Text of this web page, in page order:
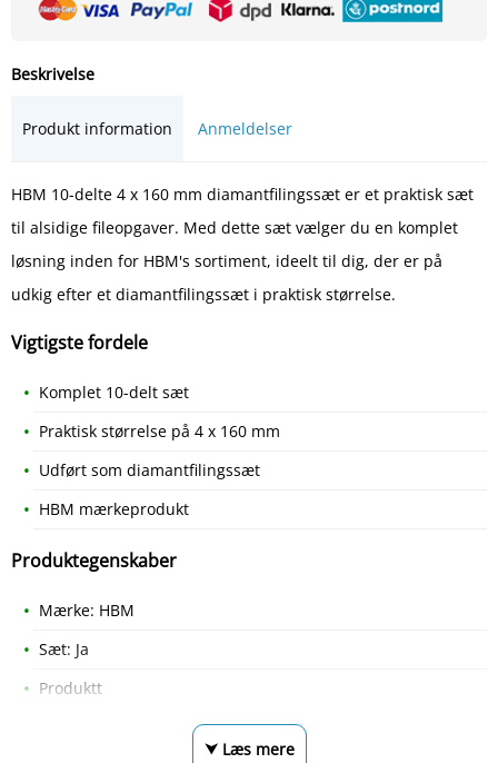
Beskrivelse
Produkt information Anmeldelser
HBM 10-delte 4 x 160 mm diamantfilingssæt er et praktisk sæt
til alsidige fileopgaver. Med dette sæt vælger du en komplet
løsning inden for HBM's sortiment, ideelt til dig, der er på
udkig efter et diamantfilingssæt i praktisk størrelse.
Vigtigste fordele
Komplet 10-delt sæt
Praktisk størrelse på 4 x 160 mm
Udført som diamantfilingssæt
HBM mærkeprodukt
Produktegenskaber
Mærke: HBM
Sæt: Ja
Produktt
⮟ Læs mere